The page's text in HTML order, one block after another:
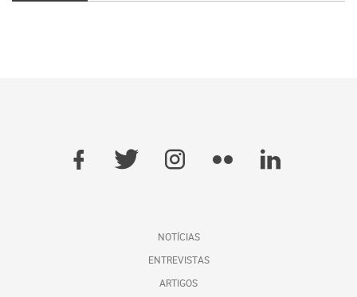
NOTÍCIAS
ENTREVISTAS
ARTIGOS